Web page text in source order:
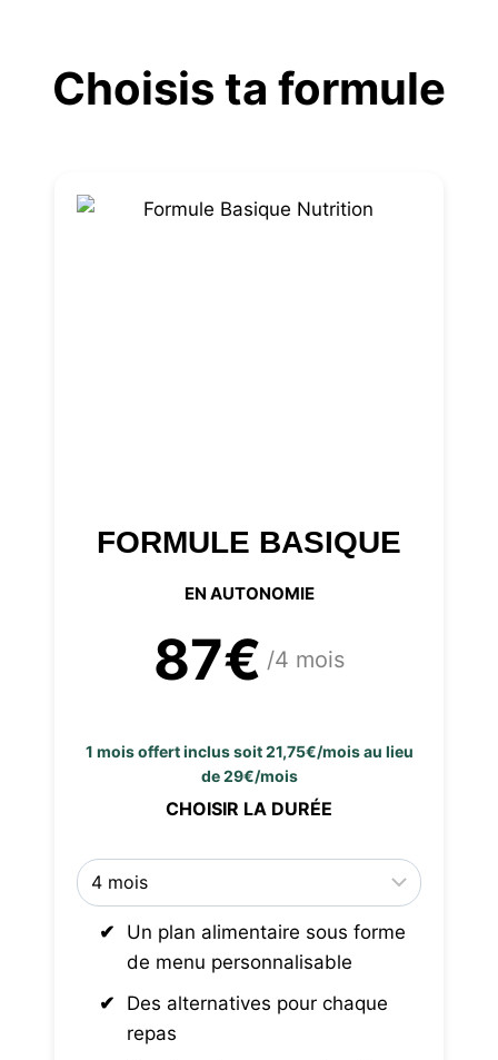
contenuChoisis ta formule
FORMULE BASIQUE
EN AUTONOMIE
87€ /4 mois
1 mois offert inclus soit 21,75€/mois au lieu
de 29€/mois
CHOISIR LA DURÉE
Un plan alimentaire sous forme
de menu personnalisable
Des alternatives pour chaque
repas